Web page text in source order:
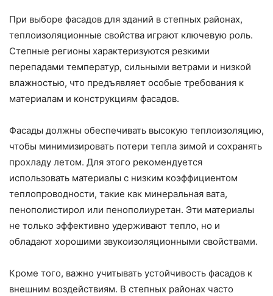
При выборе фасадов для зданий в степных районах,
теплоизоляционные свойства играют ключевую роль.
Степные регионы характеризуются резкими
перепадами температур, сильными ветрами и низкой
влажностью, что предъявляет особые требования к
материалам и конструкциям фасадов.
Фасады должны обеспечивать высокую теплоизоляцию,
чтобы минимизировать потери тепла зимой и сохранять
прохладу летом. Для этого рекомендуется
использовать материалы с низким коэффициентом
теплопроводности, такие как минеральная вата,
пенополистирол или пенополиуретан. Эти материалы
не только эффективно удерживают тепло, но и
обладают хорошими звукоизоляционными свойствами.
Кроме того, важно учитывать устойчивость фасадов к
внешним воздействиям. В степных районах часто